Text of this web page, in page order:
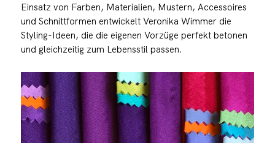
Einsatz von Farben, Materialien, Mustern, Accessoires
und Schnittformen entwickelt Veronika Wimmer die
Styling-Ideen, die die eigenen Vorzüge perfekt betonen
und gleichzeitig zum Lebensstil passen.